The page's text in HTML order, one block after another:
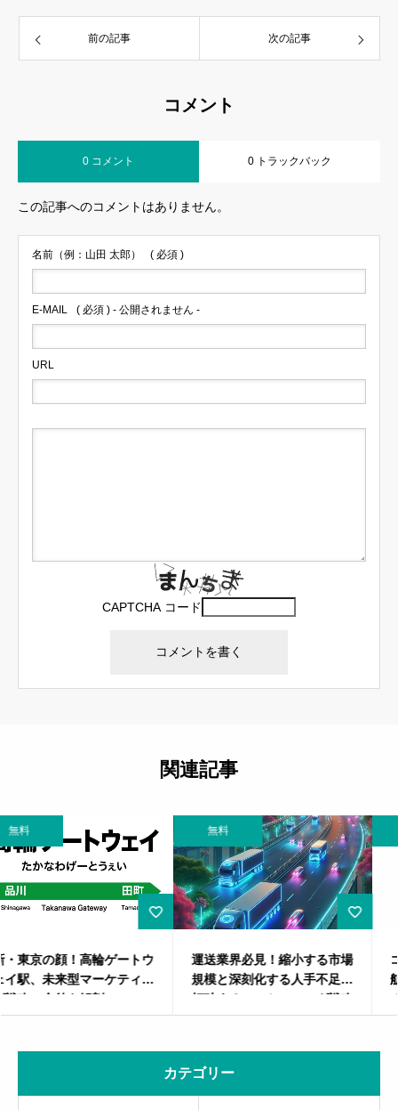
前の記事 次の記事
コメント
0 コメント 0 トラックバック
この記事へのコメントはありません。
名前（例：山田 太郎） ( 必須 )
E-MAIL ( 必須 ) - 公開されません -
URL
CAPTCHA コード
関連記事
運送業界必見！縮小する市場
規模と深刻化する人手不足を
打破するマーケティング戦略
と働き方改革
無料
コンサルティングファームの
航海術：荒波の市場を勝ち抜
くマーケティング戦略
カテゴリー